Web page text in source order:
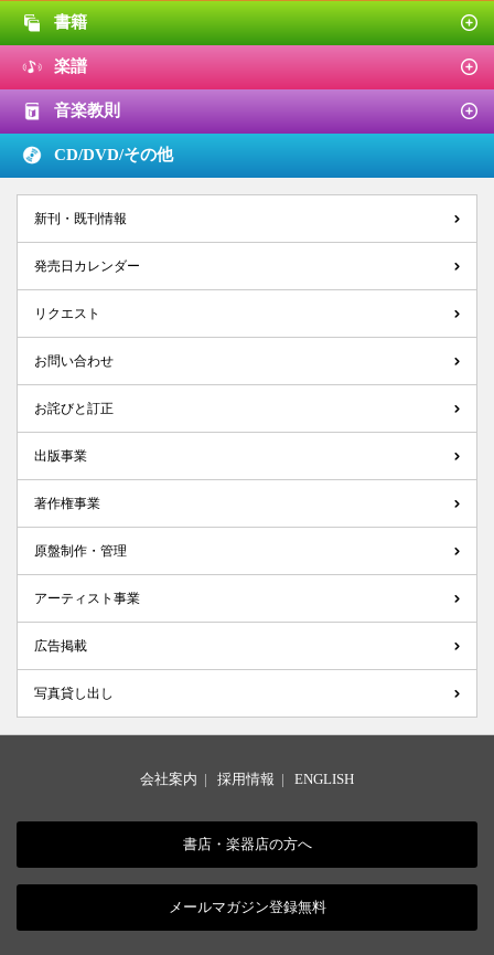
書籍
楽譜
音楽教則
CD/DVD/その他
新刊・既刊情報
発売日カレンダー
リクエスト
お問い合わせ
お詫びと訂正
出版事業
著作権事業
原盤制作・管理
アーティスト事業
広告掲載
写真貸し出し
会社案内 | 採用情報 | ENGLISH
書店・楽器店の方へ
メールマガジン登録無料